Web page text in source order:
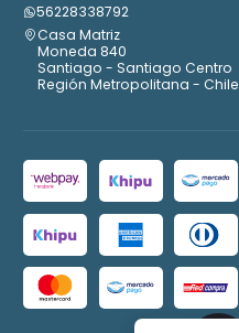
56228338792
Casa Matriz
Moneda 840
Santiago - Santiago Centro
Región Metropolitana - Chile